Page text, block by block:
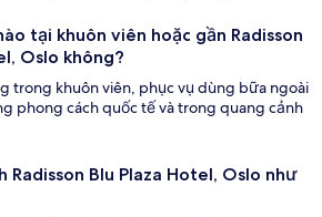
tại khuôn viên hoặc gần Radisson
Oslo không?
trong khuôn viên, phục vụ dùng bữa ngoài
phong cách quốc tế và trong quang cảnh
Radisson Blu Plaza Hotel, Oslo như